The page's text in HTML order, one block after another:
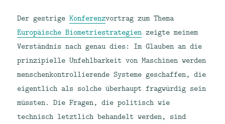
Der gestrigeKonferenzvortrag zum Thema
Europäische Biometriestrategien zeigte meinem
Verständnis nach genau dies: Im Glauben an die
prinzipielle Unfehlbarkeit von Maschinen werden
menschenkontrollierende Systeme geschaffen, die
eigentlich als solche überhaupt fragwürdig sein
müssten. Die Fragen, die politisch wie
technisch letztlich behandelt werden, sind